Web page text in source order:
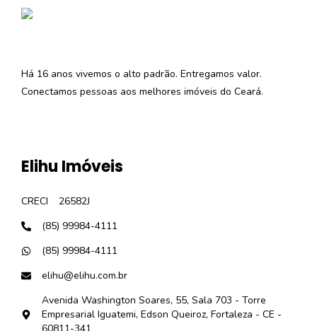
Há 16 anos vivemos o alto padrão. Entregamos valor.
Conectamos pessoas aos melhores imóveis do Ceará.
Elihu Imóveis
CRECI
26582J
(85) 99984-4111
(85) 99984-4111
elihu@elihu.com.br
Avenida Washington Soares, 55, Sala 703 - Torre
Empresarial Iguatemi, Edson Queiroz, Fortaleza - CE -